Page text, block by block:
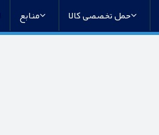
حمل تخصصی کالا منابع